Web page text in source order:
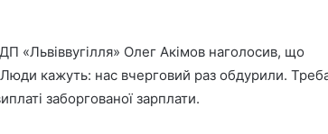
«Львіввугілля» Олег Акімов наголосив, що
кажуть: нас вчерговий раз обдурили.
заборгованої зарплати.